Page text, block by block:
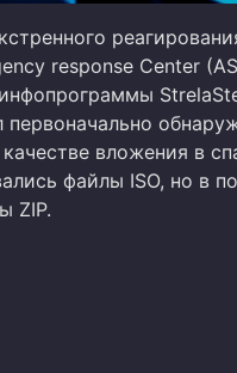
response Center
первоначально
вложения в
файлы ISO, но в
ZIP.